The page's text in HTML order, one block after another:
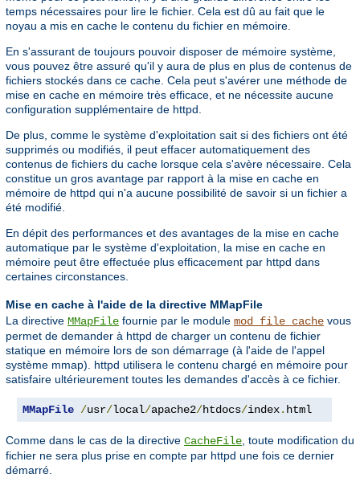
temps nécessaires pour lire le fichier. Cela est dû au fait que le
noyau a mis en cache le contenu du fichier en mémoire.
En s'assurant de toujours pouvoir disposer de mémoire système,
vous pouvez être assuré qu'il y aura de plus en plus de contenus de
fichiers stockés dans ce cache. Cela peut s'avérer une méthode de
mise en cache en mémoire très efficace, et ne nécessite aucune
configuration supplémentaire de httpd.
De plus, comme le système d'exploitation sait si des fichiers ont été
supprimés ou modifiés, il peut effacer automatiquement des
contenus de fichiers du cache lorsque cela s'avère nécessaire. Cela
constitue un gros avantage par rapport à la mise en cache en
mémoire de httpd qui n'a aucune possibilité de savoir si un fichier a
été modifié.
En dépit des performances et des avantages de la mise en cache
automatique par le système d'exploitation, la mise en cache en
mémoire peut être effectuée plus efficacement par httpd dans
certaines circonstances.
Mise en cache à l'aide de la directive MMapFile
La directive MMapFile fournie par le module mod_file_cache vous
permet de demander à httpd de charger un contenu de fichier
statique en mémoire lors de son démarrage (à l'aide de l'appel
système mmap). httpd utilisera le contenu chargé en mémoire pour
satisfaire ultérieurement toutes les demandes d'accès à ce fichier.
MMapFile /usr/local/apache2/htdocs/index. html
Comme dans le cas de la directive CacheFile , toute modification du
fichier ne sera plus prise en compte par httpd une fois ce dernier
démarré.